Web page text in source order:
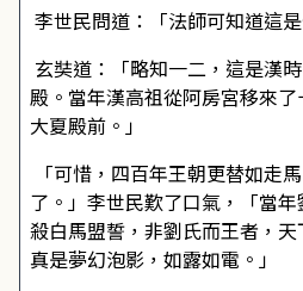
李世民問道：「法師可知道這是
玄奘道：「略知一二，這是漢
殿。當年漢高祖從阿房宮移來
大夏殿前。」
「可惜，四百年王朝更替如走
了。」李世民歎了口氣，「當年
殺白馬盟誓，非劉氏而王者，天
真是夢幻泡影，如露如電。」